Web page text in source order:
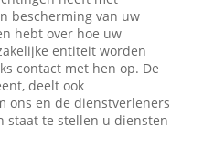
bescherming van uw
hebt over hoe uw
entiteit worden
contact met hen op. De
deelt ook
ons en de dienstverleners
staat te stellen u diensten